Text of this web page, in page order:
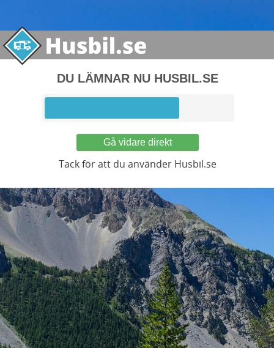
DU LÄMNAR NU HUSBIL.SE
Gå vidare direkt
Tack för att du använder Husbil.se